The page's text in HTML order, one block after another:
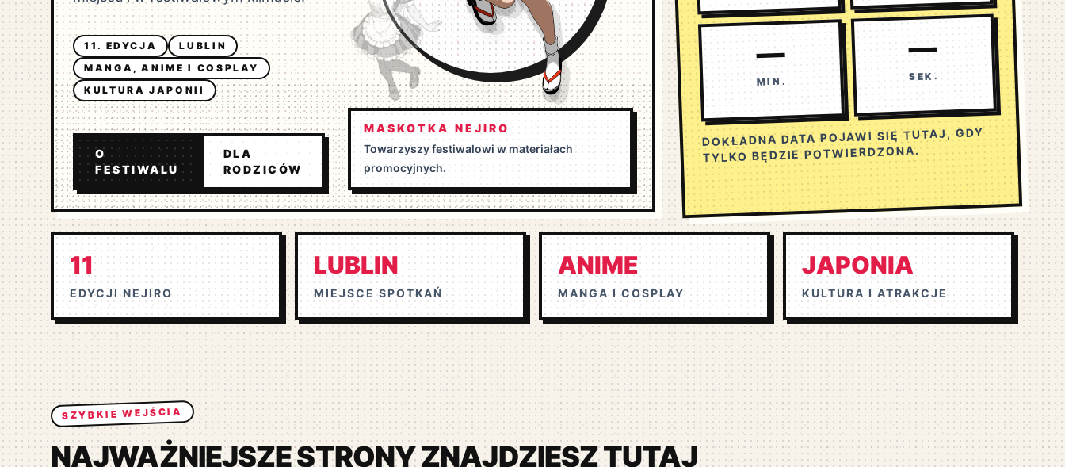
11. EDYCJA
LUBLIN
MANGA, ANIME I COSPLAY
KULTURA JAPONII
O
FESTIWALU
DLA
RODZICÓW
MASKOTKA NEJIRO
Towarzyszy festiwalowi w materiałach
promocyjnych.
—
MIN.
—
SEK.
DOKŁADNA DATA POJAWI SIĘ TUTAJ, GDY
TYLKO BĘDZIE POTWIERDZONA.
11
EDYCJI NEJIRO
LUBLIN
MIEJSCE SPOTKAŃ
ANIME
MANGA I COSPLAY
JAPONIA
KULTURA I ATRAKCJE
SZYBKIE WEJŚCIA
NAJWAŻNIEJSZE STRONY ZNAJDZIESZ TUTAJ